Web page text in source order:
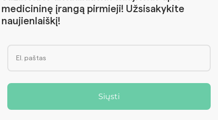
medicininę įrangą pirmieji! Užsisakykite
naujienlaiškį!
Siųsti